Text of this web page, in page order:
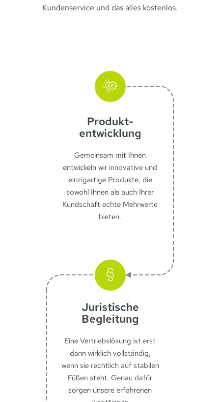
Kundenservice und das alles kostenlos.
Produkt­
entwicklung
Gemeinsam mit Ihnen
entwickeln wir innovative und
einzigartige Produkte, die
sowohl Ihnen als auch Ihrer
Kundschaft echte Mehrwerte
bieten.
Juristische
Begleitung
Eine Vertriebslösung ist erst
dann wirklich vollständig,
wenn sie rechtlich auf stabilen
Füßen steht. Genau dafür
sorgen unsere erfahrenen